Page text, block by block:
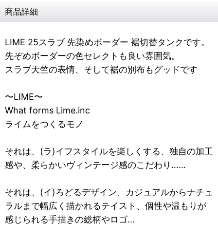
商品詳細
LIME 25スラブ 先染めボーダー 裾切替タンクです。
先ぞめボーダーの色セレクトも良い雰囲気。
スラブ天竺の表情、そして裾の別布もグッドです
〜LIME〜
What forms Lime.inc
ライムをつくるモノ
それは、(ラ)イフスタイルを楽しくする、独自の加工
感や、柔らかいヴィンテージ感のこだわり……
それは、(イ)ろどるデザイン、カジュアルからナチュ
ラルまで幅広く描かれるテイスト、個性や温もりが
感じられる手描きの総柄やロゴ…